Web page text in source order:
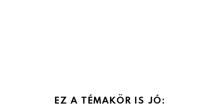
EZ A TÉMAKÖR IS JÓ: